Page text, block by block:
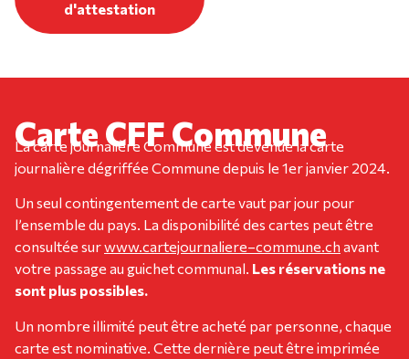
d'attestation
Carte CFF Commune
La carte journalière Commune est devenue la carte
journalière dégriffée Commune depuis le 1er janvier 2024.
Un seul contingentement de carte vaut par jour pour
l’ensemble du pays. La disponibilité des cartes peut être
consultée surwww.cartejournaliere–commune.ch avant
votre passage au guichet communal. Les réservations ne
sont plus possibles.
Un nombre illimité peut être acheté par personne, chaque
carte est nominative. Cette dernière peut être imprimée